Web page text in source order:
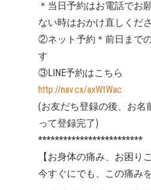
＊当日予約はお電話でお
ない時はおかけ直しくださ
②ネット予約＊前日まで
す
③LINE予約はこちら
http://nav.cx/axWtWac
(お友だち登録の後、お名
って登録完了)
*************************
【お身体の痛み、お困り
今すぐにでも、この痛み